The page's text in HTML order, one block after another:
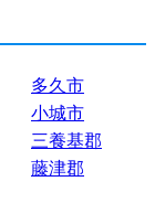
多久市
小城市
三養基郡
藤津郡